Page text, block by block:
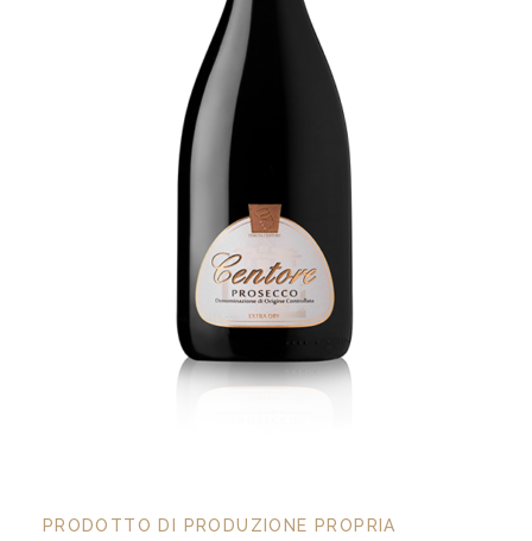
PRODOTTO DI PRODUZIONE PROPRIA